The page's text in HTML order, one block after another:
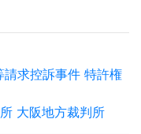
求控訴事件 特許権
大阪地方裁判所